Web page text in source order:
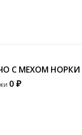
С МЕХОМ НОРКИ
0 ₽